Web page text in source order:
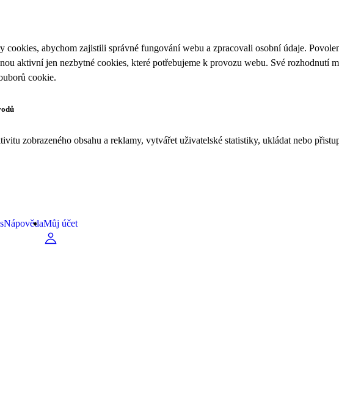
cookies, abychom zajistili správné fungování webu a zpracovali osobní údaje.
aktivní jen nezbytné cookies, které potřebujeme k provozu webu. Své rozhodnutí
cookie.
zobrazeného obsahu a reklamy, vytvářet uživatelské statistiky, ukládat nebo
NápovědaMůj účet